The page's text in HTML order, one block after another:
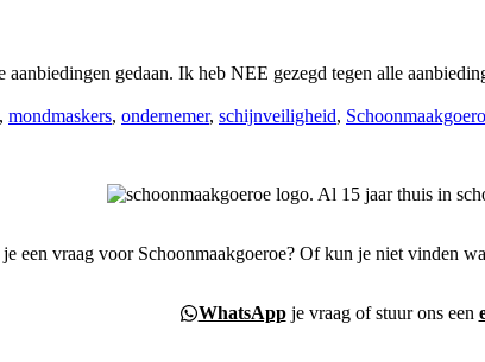
gedaan. Ik heb NEE gezegd tegen alle
, mondmaskers, ondernemer, schijnveiligheid,
een vraag voor Schoonmaakgoeroe? Of kun je niet vinden
WhatsAppje vraag of stuur ons een